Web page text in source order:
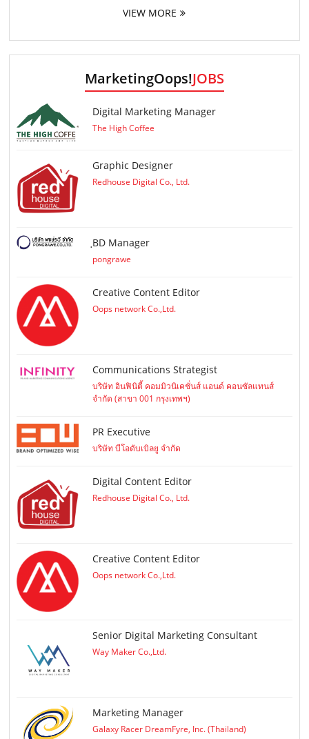
VIEW MORE
MarketingOops!JOBS
Digital Marketing Manager
The High Coffee
Graphic Designer
Redhouse Digital Co., Ltd.
ฺBD Manager
pongrawe
Creative Content Editor
Oops network Co.,Ltd.
Communications Strategist
บริษัท อินฟินิตี้ คอมมิวนิเคชั่นส์ แอนด์ คอนซัลแทนส์
จำกัด (สาขา 001 กรุงเทพฯ)
PR Executive
บริษัท บีโอดับเบิลยู จำกัด
Digital Content Editor
Redhouse Digital Co., Ltd.
Creative Content Editor
Oops network Co.,Ltd.
Senior Digital Marketing Consultant
Way Maker Co.,Ltd.
Marketing Manager
Galaxy Racer DreamFyre, Inc. (Thailand)